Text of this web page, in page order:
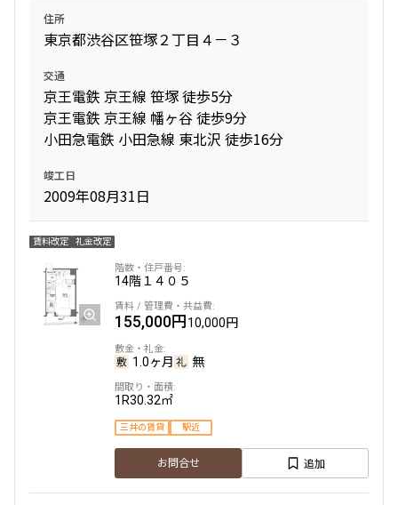
間取り
1R〜1K
1DK〜1LDK
2LDK
4LDK〜
専有面積
築年数
指定なし
新築
1年以内
3年以内
5年以内
10年以内
30年以内
1分以内
5分以内
住所
東京都渋谷区笹塚２丁目４－３
交通
京王電鉄 京王線 笹塚 徒歩5分
京王電鉄 京王線 幡ヶ谷 徒歩9分
小田急電鉄 小田急線 東北沢 徒歩16分
竣工日
2009年08月31日
賃料改定 礼金改定
14階１４０５
155,000円10,000円
1.0ヶ月 無
1R30.32㎡
三井の賃貸 駅近
お問合せ 追加